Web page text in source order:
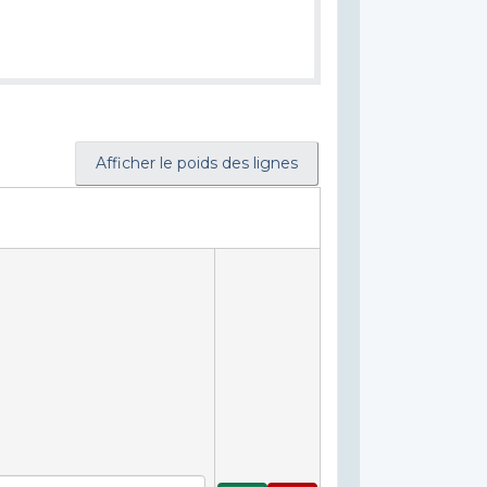
Afficher le poids des lignes